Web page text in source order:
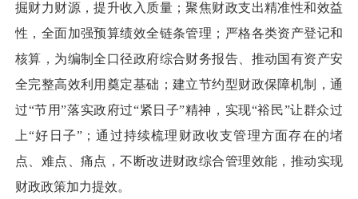
掘财力财源，提升收入质量；聚焦财政支出精准性和效益
性，全面加强预算绩效全链条管理；严格各类资产登记和
核算，为编制全口径政府综合财务报告、推动国有资产安
全完整高效利用奠定基础；建立节约型财政保障机制，通
过“节用”落实政府过“紧日子”精神，实现“裕民”让群众过
上“好日子”；通过持续梳理财政收支管理方面存在的堵
点、难点、痛点，不断改进财政综合管理效能，推动实现
财政政策加力提效。